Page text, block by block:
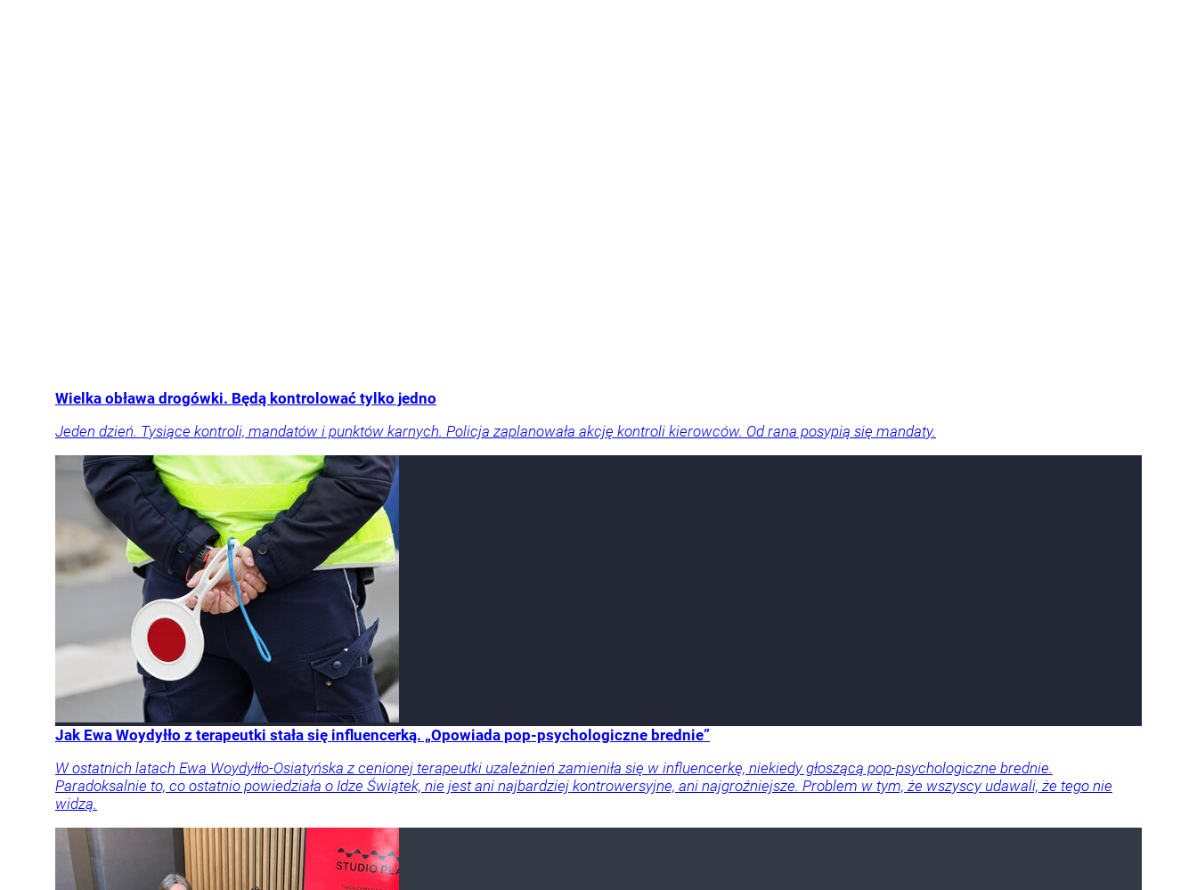
Wielka obława drogówki. Będą kontrolować tylko jedno
Jeden dzień. Tysiące kontroli, mandatów i punktów karnych. Policja zaplanowała akcję kontroli kierowców. Od rana posypią się mandaty.
Jak Ewa Woydyłło z terapeutki stała się influencerką. „Opowiada pop-psychologiczne brednie”
W ostatnich latach Ewa Woydyłło-Osiatyńska z cenionej terapeutki uzależnień zamieniła się w influencerkę, niekiedy głoszącą pop-psychologiczne brednie.
Paradoksalnie to, co ostatnio powiedziała o Idze Świątek, nie jest ani najbardziej kontrowersyjne, ani najgroźniejsze. Problem w tym, że wszyscy udawali, że tego nie
widzą.